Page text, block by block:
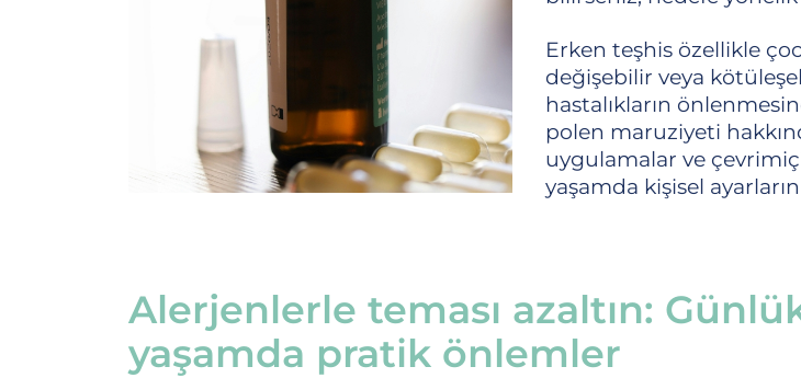
Erken teşhis özellikle
değişebilir veya
hastalıkların
polen maruziyeti
uygulamalar ve
yaşamda kişisel
Alerjenlerle teması azaltın:
yaşamda pratik önlemler